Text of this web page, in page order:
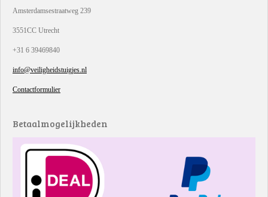
Amsterdamsestraatweg 239
3551CC Utrecht
+31 6 39469840
info@veiligheidstuigjes.nl
Contactformulier
Betaalmogelijkheden